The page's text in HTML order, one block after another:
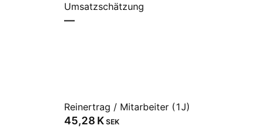
Umsatzschätzung
—
Reinertrag / Mitarbeiter (1J)
‪45,28 K‬ SEK